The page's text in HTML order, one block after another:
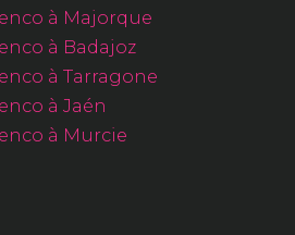
à Majorque
à Badajoz
à Tarragone
à Jaén
à Murcie